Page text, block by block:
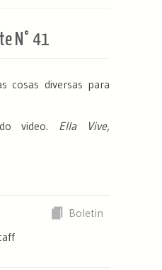
N° 41
cosas diversas para
video. Ella Vive,
Boletin